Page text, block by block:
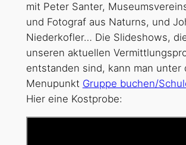
mit Peter Santer,
und Fotograf aus Naturns, und
Niederkofler… Die Slideshows,
unseren aktuellen
entstanden sind, kann man unter
Menupunkt Gruppe buchen/
Hier eine Kostprobe: